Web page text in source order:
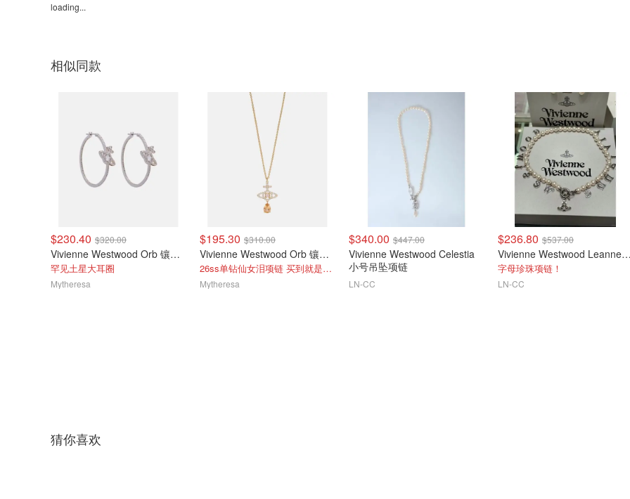
loading...
相似同款
$230.40 $320.00
Vivienne Westwood Orb 镶饰圆环耳环
罕见土星大耳圈
Mytheresa
$195.30 $310.00
Vivienne Westwood Orb 镶饰项链
26ss单钻仙女泪项链 买到就是赚到！
Mytheresa
$340.00 $447.00
Vivienne Westwood Celestia
小号吊坠项链
LN-CC
$236.80 $537.00
Vivienne Westwood
字母珍珠项链！
LN-CC
猜你喜欢